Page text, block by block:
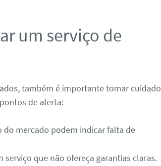
um serviço de
também é importante tomar cuidado
de alerta:
mercado podem indicar falta de
que não ofereça garantias claras.